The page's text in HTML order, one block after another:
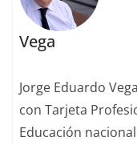
Vega
Jorge Eduardo
con Tarjeta
Educación